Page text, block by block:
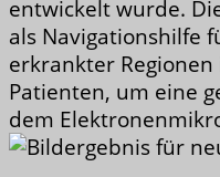
entwickelt wurde.
als Navigationshilfe
erkrankter
Patienten, um eine
dem